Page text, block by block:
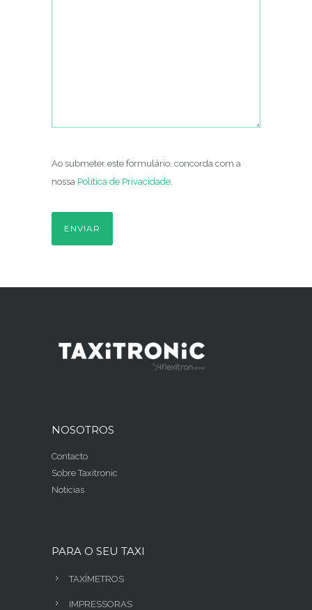
Ao submeter este formulário, concorda com a
nossa Política de Privacidade.
NOSOTROS
Contacto
Sobre Taxitronic
Noticias
PARA O SEU TAXI
TAXÍMETROS
IMPRESSORAS